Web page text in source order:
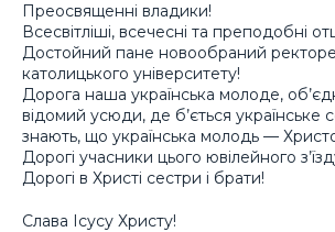
Преосвященні владики!
Всесвітліші, всечесні та преподобні
Достойний пане новообраний ректоре
католицького університету!
Дорога наша українська молоде,
відомий усюди, де б’ється українське
знають, що українська молодь —
Дорогі учасники цього ювілейного
Дорогі в Христі сестри і брати!
Слава Ісусу Христу!